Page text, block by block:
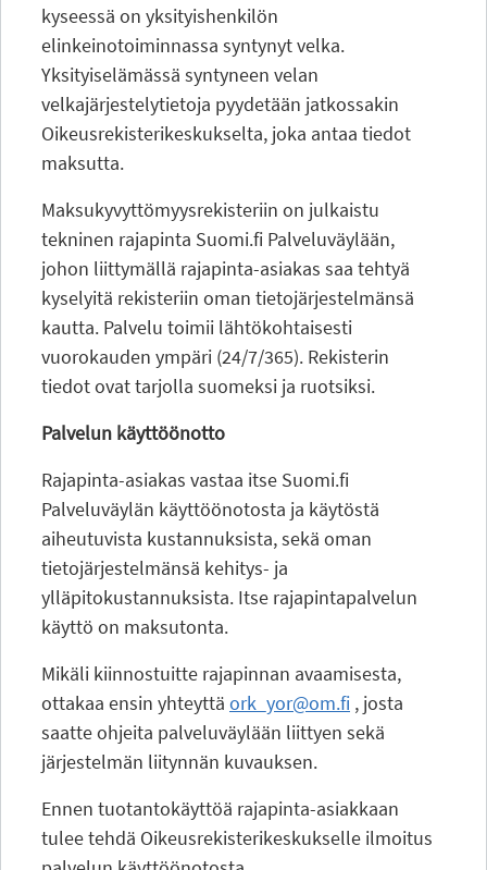
kyseessä on yksityishenkilön
elinkeinotoiminnassa syntynyt velka.
Yksityiselämässä syntyneen velan
velkajärjestelytietoja pyydetään jatkossakin
Oikeusrekisterikeskukselta, joka antaa tiedot
maksutta.
Maksukyvyttömyysrekisteriin on julkaistu
tekninen rajapinta Suomi.fi Palveluväylään,
johon liittymällä rajapinta-asiakas saa tehtyä
kyselyitä rekisteriin oman tietojärjestelmänsä
kautta. Palvelu toimii lähtökohtaisesti
vuorokauden ympäri (24/7/365). Rekisterin
tiedot ovat tarjolla suomeksi ja ruotsiksi.
Palvelun käyttöönotto
Rajapinta-asiakas vastaa itse Suomi.fi
Palveluväylän käyttöönotosta ja käytöstä
aiheutuvista kustannuksista, sekä oman
tietojärjestelmänsä kehitys- ja
ylläpitokustannuksista. Itse rajapintapalvelun
käyttö on maksutonta.
Mikäli kiinnostuitte rajapinnan avaamisesta,
ottakaa ensin yhteyttä ork_yor@om.fi , josta
saatte ohjeita palveluväylään liittyen sekä
järjestelmän liitynnän kuvauksen.
Ennen tuotantokäyttöä rajapinta-asiakkaan
tulee tehdä Oikeusrekisterikeskukselle ilmoitus